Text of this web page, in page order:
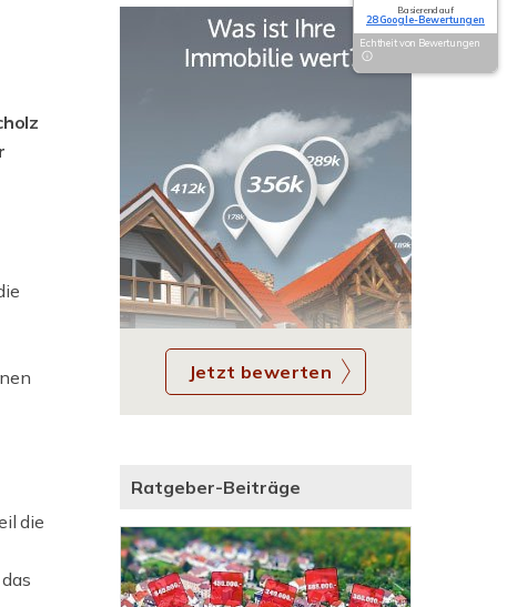
die
Jetzt bewerten
Ratgeber-Beiträge
Basierend auf
28 Google-Bewertungen
Echtheit von Bewertungen